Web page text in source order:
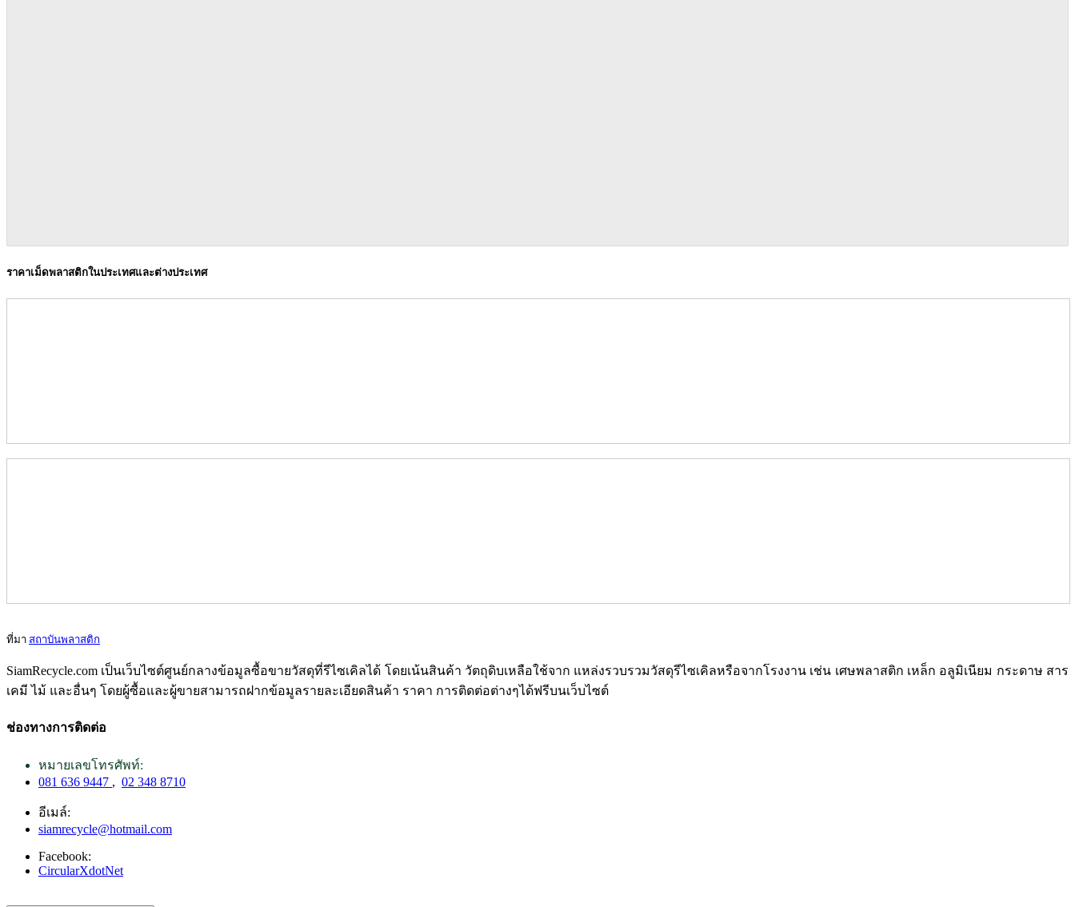
ราคาเม็ดพลาสติกในประเทศและต่างประเทศ
ที่มา สถาบันพลาสติก
SiamRecycle.com เป็นเว็บไซต์ศูนย์กลางข้อมูลซื้อขายวัสดุที่รีไซเคิลได้ โดยเน้นสินค้า วัตถุดิบเหลือใช้จาก แหล่งรวบรวมวัสดุรีไซเคิลหรือจากโรงงาน เช่น เศษพลาสติก เหล็ก อลูมิเนียม กระดาษ สาร
เคมี ไม้ และอื่นๆ โดยผู้ซื้อและผู้ขายสามารถฝากข้อมูลรายละเอียดสินค้า ราคา การติดต่อต่างๆได้ฟรีบนเว็บไซต์
ช่องทางการติดต่อ
หมายเลขโทรศัพท์:
081 636 9447 , 02 348 8710
อีเมล์:
siamrecycle@hotmail.com
Facebook:
CircularXdotNet